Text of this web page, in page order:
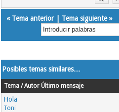
« Tema anterior| Tema siguiente»
Posibles temas similares…
Tema / Autor Último mensaje
Hola
Toni